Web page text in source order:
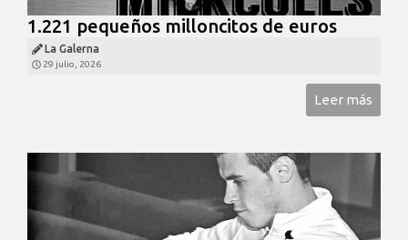
1.221 pequeños milloncitos de euros
La Galerna
29 julio, 2026
Leer más